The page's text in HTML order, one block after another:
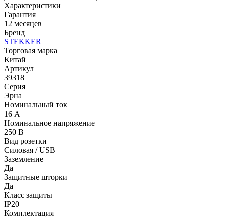
Характеристики
Гарантия
12 месяцев
Бренд
STEKKER
Торговая марка
Китай
Артикул
39318
Серия
Эрна
Номинальный ток
16 А
Номинальное напряжение
250 В
Вид розетки
Силовая / USB
Заземление
Да
Защитные шторки
Да
Класс защиты
IP20
Комплектация